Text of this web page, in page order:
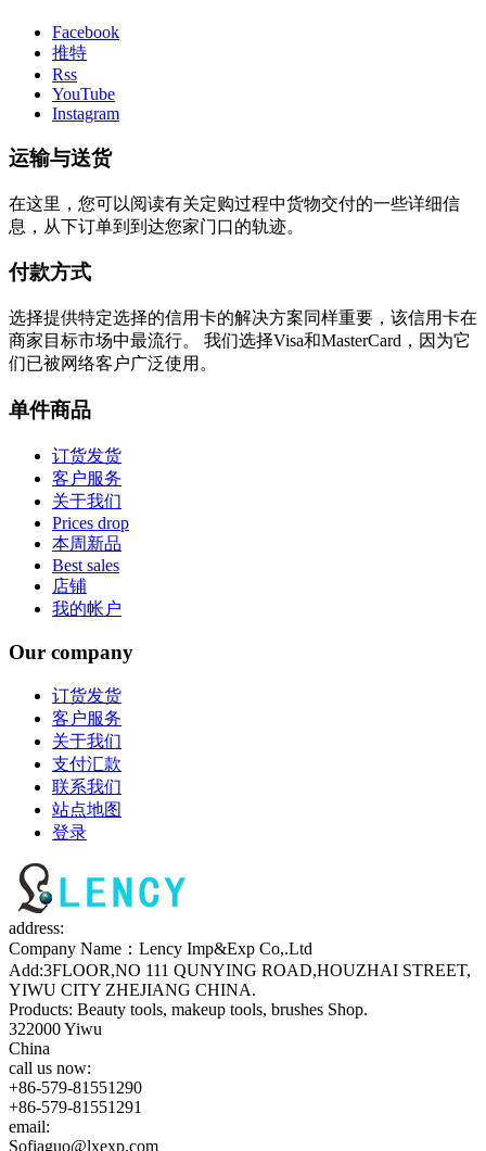
Facebook
推特
Rss
YouTube
Instagram
运输与送货
在这里，您可以阅读有关定购过程中货物交付的一些详细信
息，从下订单到到达您家门口的轨迹。
付款方式
选择提供特定选择的信用卡的解决方案同样重要，该信用卡在
商家目标市场中最流行。 我们选择Visa和MasterCard，因为它
们已被网络客户广泛使用。
单件商品
订货发货
客户服务
关于我们
Prices drop
本周新品
Best sales
店铺
我的帐户
Our company
订货发货
客户服务
关于我们
支付汇款
联系我们
站点地图
登录
address:
Company Name：Lency Imp&Exp Co,.Ltd
Add:3FLOOR,NO 111 QUNYING ROAD,HOUZHAI STREET,
YIWU CITY ZHEJIANG CHINA.
Products: Beauty tools, makeup tools, brushes Shop.
322000 Yiwu
China
call us now:
+86-579-81551290
+86-579-81551291
email:
Sofiaguo@lxexp.com